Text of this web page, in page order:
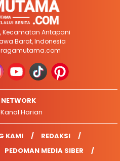
Kecamatan Antapani
Barat, Indonesia
Kanal Harian
KAMI
REDAKSI
PEDOMAN MEDIA SIBER